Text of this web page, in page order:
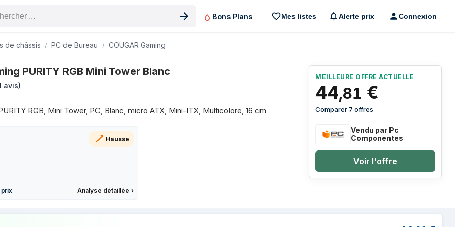
produit
Bons Plans Mes listes Alerte prix Connexion
de châssis PC de Bureau COUGAR Gaming
PURITY RGB Mini Tower Blanc
avis)
RGB, Mini Tower, PC, Blanc, micro ATX, Mini-ITX, Multicolore, 16 cm
Hausse
prix Analyse détaillée ›
MEILLEURE OFFRE ACTUELLE
44,81 €
Comparer 7 offres
Vendu par Pc
Componentes
Voir l'offre
Prix
€
€
€
de COUGAR Gaming PURITY RGB Mini Tower Blanc